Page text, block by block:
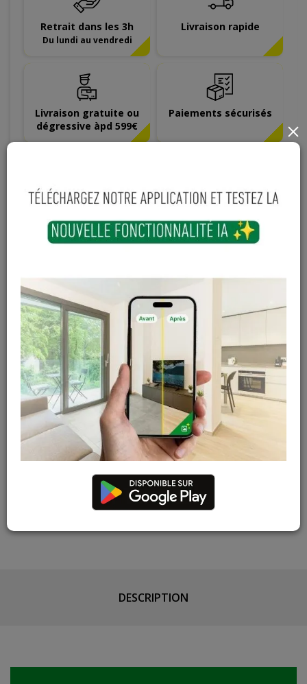
Retrait dans les 3h
Du lundi au vendredi
Livraison rapide
Livraison gratuite ou
dégressive àpd 599€
Paiements sécurisés
Gosselies
Court-St-Etienne Hors stock
Cuesmes Hors stock
Contactez Diffusion Menuiserie pour obtenir le temps de
réapprovisionnement pour ce produit
Les teintes, nuances et veinages des photos peuvent
varier par rapport au produit réel
DESCRIPTION
×